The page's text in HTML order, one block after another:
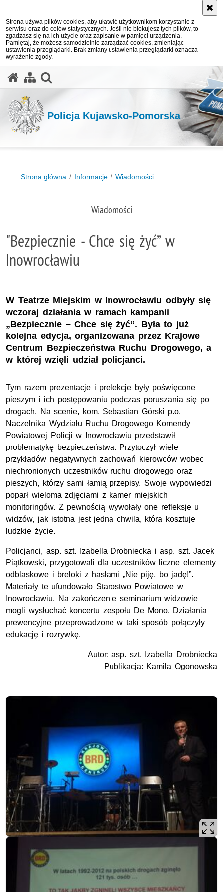
Strona używa plików cookies, aby ułatwić użytkownikom korzystanie z
serwisu oraz do celów statystycznych. Jeśli nie blokujesz tych plików, to
zgadzasz się na ich użycie oraz zapisanie w pamięci urządzenia.
Pamiętaj, że możesz samodzielnie zarządzać cookies, zmieniając
ustawienia przeglądarki. Brak zmiany ustawienia przeglądarki oznacza
wyrażenie zgody.
Policja Kujawsko-Pomorska
Strona główna Informacje Wiadomości
Wiadomości
"Bezpiecznie - Chce się żyć” w
Inowrocławiu
W Teatrze Miejskim w Inowrocławiu odbyły się
wczoraj działania w ramach kampanii
„Bezpiecznie – Chce się żyć“. Była to już
kolejna edycja, organizowana przez Krajowe
Centrum Bezpieczeństwa Ruchu Drogowego, a
w której wzięli udział policjanci.
Tym razem prezentacje i prelekcje były poświęcone
pieszym i ich postępowaniu podczas poruszania się po
drogach. Na scenie, kom. Sebastian Górski p.o.
Naczelnika Wydziału Ruchu Drogowego Komendy
Powiatowej Policji w Inowrocławiu przedstawił
problematykę bezpieczeństwa. Przytoczył wiele
przykładów negatywnych zachowań kierowców wobec
niechronionych uczestników ruchu drogowego oraz
pieszych, którzy sami łamią przepisy. Swoje wypowiedzi
poparł wieloma zdjęciami z kamer miejskich
monitoringów. Z pewnością wywołały one refleksje u
widzów, jak istotna jest jedna chwila, która kosztuje
ludzkie życie.
Policjanci, asp. szt. Izabella Drobniecka i asp. szt. Jacek
Piątkowski, przygotowali dla uczestników liczne elementy
odblaskowe i breloki z hasłami „Nie piję, bo jadę!”.
Materiały te ufundowało Starostwo Powiatowe w
Inowrocławiu. Na zakończenie seminarium widzowie
mogli wysłuchać koncertu zespołu De Mono. Działania
prewencyjne przeprowadzone w taki sposób połączyły
edukację i rozrywkę.
Autor: asp. szt. Izabella Drobniecka
Publikacja: Kamila Ogonowska